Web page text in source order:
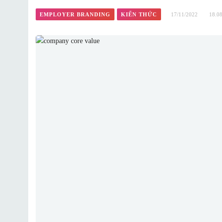
EMPLOYER BRANDING KIẾN THỨC 17/11/2022